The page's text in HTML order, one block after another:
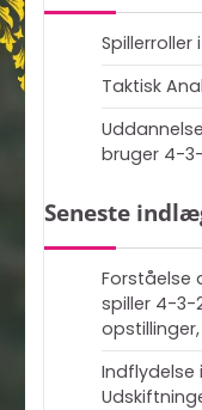
Taktisk
bruger 4-
Seneste
Forståelse
spiller 4-3-
Indflydelse